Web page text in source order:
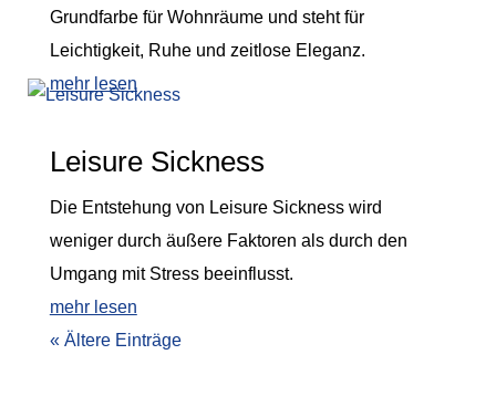
Grundfarbe für Wohnräume und steht für
Leichtigkeit, Ruhe und zeitlose Eleganz.
mehr lesen
Leisure Sickness
Die Entstehung von Leisure Sickness wird
weniger durch äußere Faktoren als durch den
Umgang mit Stress beeinflusst.
mehr lesen
« Ältere Einträge